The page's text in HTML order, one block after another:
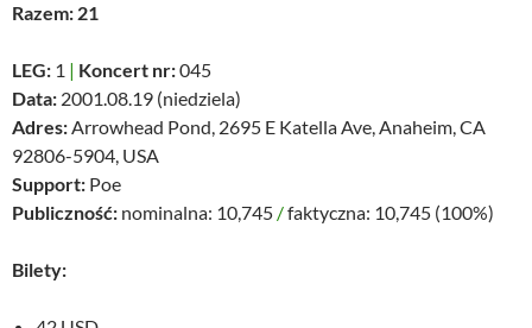
Razem: 21
LEG: 1 | Koncert nr:045
Data: 2001.08.19 (niedziela)
Adres:Arrowhead Pond, 2695 E Katella Ave, Anaheim, CA
92806-5904, USA
Support: Poe
Publiczność: nominalna: 10,745 /faktyczna: 10,745 (100%)
Bilety: